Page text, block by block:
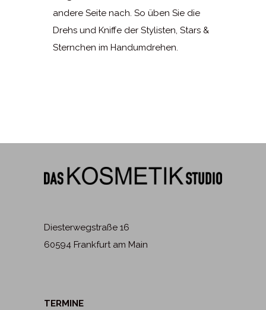
andere Seite nach. So üben Sie die
Drehs und Kniffe der Stylisten, Stars &
Sternchen im Handumdrehen.
Diesterwegstraße 16
60594 Frankfurt am Main
TERMINE